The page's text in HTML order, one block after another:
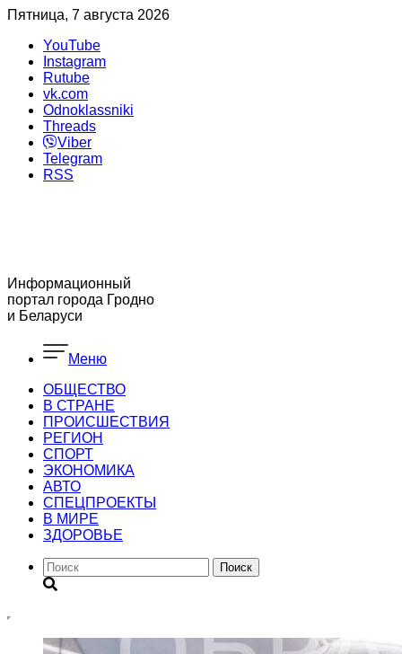
Пятница, 7 августа 2026
YouTube
Instagram
Rutube
vk.com
Odnoklassniki
Threads
Viber
Telegram
RSS
Информационный
портал города Гродно
и Беларуси
Меню
ОБЩЕСТВО
В СТРАНЕ
ПРОИСШЕСТВИЯ
РЕГИОН
CПОРТ
ЭКОНОМИКА
АВТО
СПЕЦПРОЕКТЫ
В МИРЕ
ЗДОРОВЬЕ
Поиск